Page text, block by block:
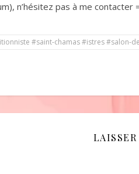
n’hésitez pas à me contacter
#saint-chamas #istres #salon-